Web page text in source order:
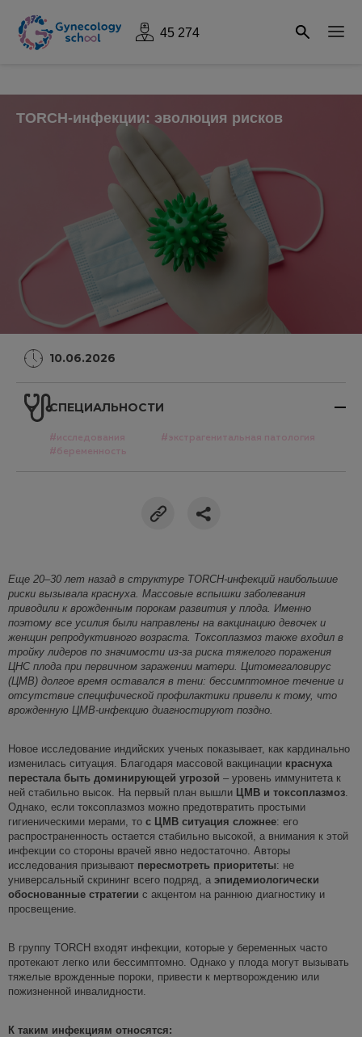
45 274
TORCH-инфекции: эволюция рисков
10.06.2026
СПЕЦИАЛЬНОСТИ
#исследования
#экстрагенитальная патология
#беременность
Еще 20–30 лет назад в структуре TORCH-инфекций наибольшие
риски вызывала краснуха. Массовые вспышки заболевания
приводили к врожденным порокам развития у плода. Именно
поэтому все усилия были направлены на вакцинацию девочек и
женщин репродуктивного возраста. Токсоплазмоз также входил в
тройку лидеров по значимости из-за риска тяжелого поражения
ЦНС плода при первичном заражении матери. Цитомегаловирус
(ЦМВ) долгое время оставался в тени: бессимптомное течение и
отсутствие специфической профилактики привели к тому, что
врожденную ЦМВ-инфекцию диагностируют поздно.
Новое исследование индийских ученых показывает, как кардинально
изменилась ситуация. Благодаря массовой вакцинации краснуха
перестала быть доминирующей угрозой – уровень иммунитета к
ней стабильно высок. На первый план вышли ЦМВ и токсоплазмоз
Однако, если токсоплазмоз можно предотвратить простыми
гигиеническими мерами, то с ЦМВ ситуация сложнее: его
распространенность остается стабильно высокой, а внимания к этой
инфекции со стороны врачей явно недостаточно. Авторы
исследования призывают пересмотреть приоритеты: не
универсальный скрининг всего подряд, а эпидемиологически
обоснованные стратегии с акцентом на раннюю диагностику и
просвещение.
В группу TORCH входят инфекции, которые у беременных часто
протекают легко или бессимптомно. Однако у плода могут вызывать
тяжелые врожденные пороки, привести к мертворождению или
пожизненной инвалидности.
К таким инфекциям относятся: